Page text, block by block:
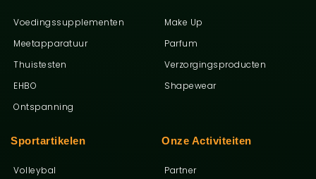
Onze Activiteiten
Partner
Sportartikelen
Volleybal
Make Up
Parfum
Verzorgingsproducten
Shapewear
Voedingssupplementen
Meetapparatuur
Thuistesten
EHBO
Ontspanning